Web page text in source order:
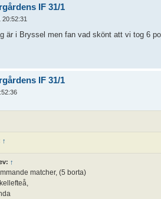
IF 31/1
20:52:31
är i Bryssel men fan vad skönt att vi tog 6
IF 31/1
↑
↑
matcher, (5 borta)